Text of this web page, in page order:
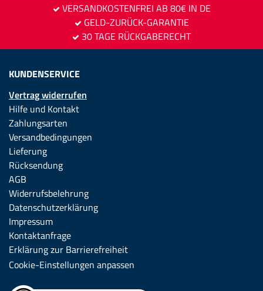
VERSANDKOSTENFREI AB 80€ IN DE
GELD-ZURÜCK-GARANTIE
30 TAGE RÜCKGABERECHT
KUNDENSERVICE
Vertrag widerrufen
Hilfe und Kontakt
Zahlungsarten
Versandbedingungen
Lieferung
Rücksendung
AGB
Widerrufsbelehrung
Datenschutzerklärung
Impressum
Kontaktanfrage
Erklärung zur Barrierefreiheit
Cookie-Einstellungen anpassen